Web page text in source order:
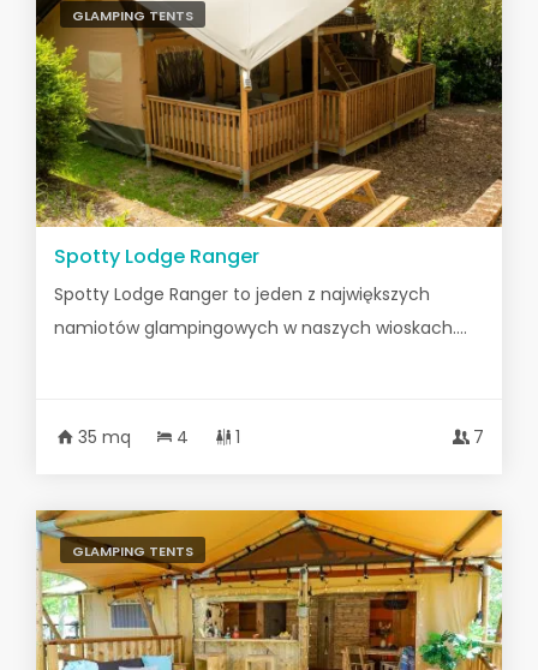
GLAMPING TENTS
Spotty Lodge Ranger
Spotty Lodge Ranger to jeden z największych
namiotów glampingowych w naszych wioskach....
35 mq 4 1 7
GLAMPING TENTS